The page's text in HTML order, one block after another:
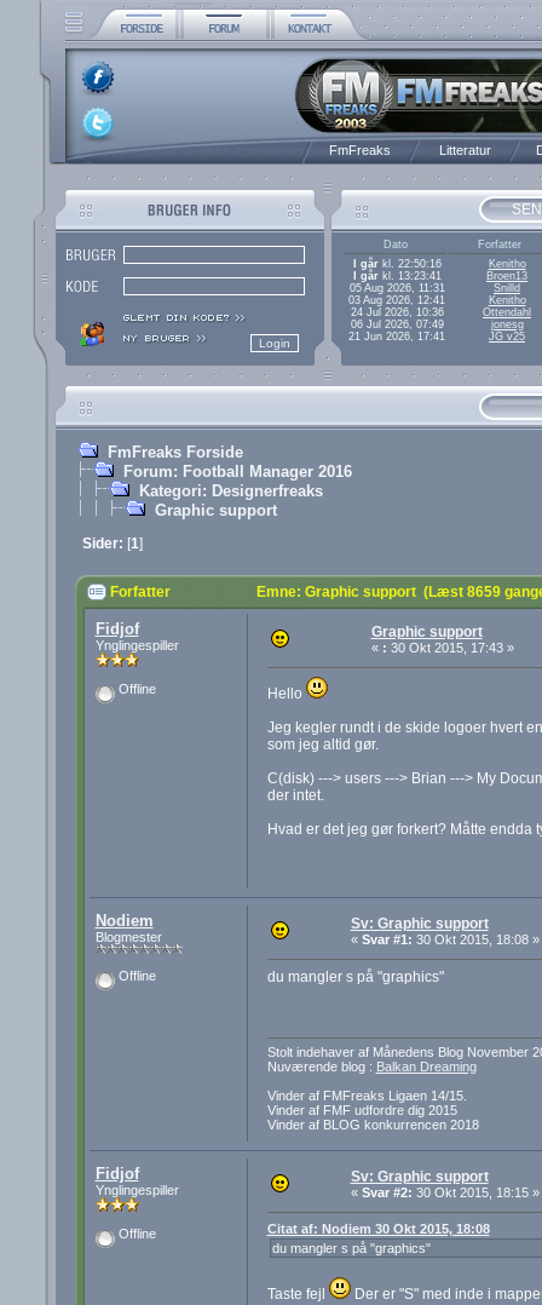
FmFreaks Litteratur
Dato
Forfatter
I gårkl. 22:50:16
Kenitho
I gårkl. 13:23:41
Broen13
05 Aug 2026, 11:31
Snilld
03 Aug 2026, 12:41
Kenitho
24 Jul 2026, 10:36
Ottendahl
06 Jul 2026, 07:49
jonesg
21 Jun 2026, 17:41
JG v25
FmFreaks Forside
Forum: Football Manager 2016
Kategori: Designerfreaks
Graphic support
Sider: [1]
Forfatter Emne: Graphic support (Læst 8659
Fidjof
Ynglingespiller
Offline
Graphic support
« : 30 Okt 2015, 17:43 »
Hello
Jeg kegler rundt i de skide logoer hvert
som jeg altid gør.
C(disk) ---> users ---> Brian ---> My
der intet.
Hvad er det jeg gør forkert? Måtte endda
Nodiem
Blogmester
Offline
Sv: Graphic support
« Svar #1: 30 Okt 2015, 18:08 »
du mangler s på "graphics"
Stolt indehaver af Månedens Blog November
Nuværende blog : Balkan Dreaming
Vinder af FMFreaks Ligaen 14/15.
Vinder af FMF udfordre dig 2015
Vinder af BLOG konkurrencen 2018
Fidjof
Ynglingespiller
Offline
Sv: Graphic support
« Svar #2: 30 Okt 2015, 18:15 »
Citat af: Nodiem 30 Okt 2015, 18:08
du mangler s på "graphics"
Taste fejl Der er "S" med inde i